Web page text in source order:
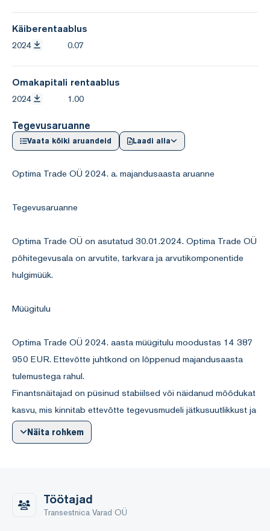
Käiberentaablus
2024 0.07
Omakapitali rentaablus
2024 1.00
Tegevusaruanne
Vaata kõiki aruandeid Laadi alla
Optima Trade OÜ 2024. a. majandusaasta aruanne
Tegevusaruanne
Optima Trade OÜ on asutatud 30.01.2024. Optima Trade OÜ
põhitegevusala on arvutite, tarkvara ja arvutikomponentide
hulgimüük.
Müügitulu
Optima Trade OÜ 2024. aasta müügitulu moodustas 14 387
950 EUR. Ettevõtte juhtkond on lõppenud majandusaasta
tulemustega rahul.
Finantsnäitajad on püsinud stabiilsed või näidanud mõõdukat
kasvu, mis kinnitab ettevõtte tegevusmudeli jätkusuutlikkust ja
turupositsiooni
tugevnemist.
2024. aastal pole tehtud investeeringuid.
Näita rohkem
Töötajad
Transestnica Varad OÜ